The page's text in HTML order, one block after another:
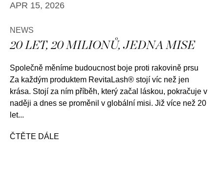
APR 15, 2026
NEWS
20 LET, 20 MILIONŮ, JEDNA MISE
Společně měníme budoucnost boje proti rakovině prsu
Za každým produktem RevitaLash® stojí víc než jen
krása. Stojí za ním příběh, který začal láskou, pokračuje v
naději a dnes se proměnil v globální misi. Již více než 20
let...
20 let, 20 milionů, jedna mise
ČTĚTE DÁLE